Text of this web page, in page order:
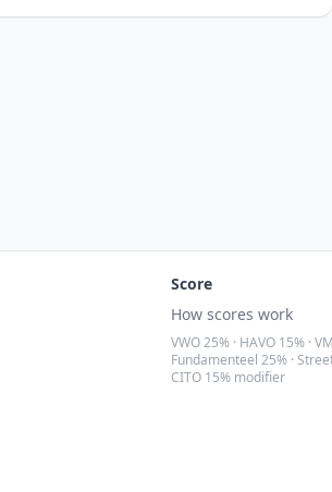
Score
How scores work
VWO 25% · HAVO 15% ·
Fundamenteel 25% ·
CITO 15% modifier